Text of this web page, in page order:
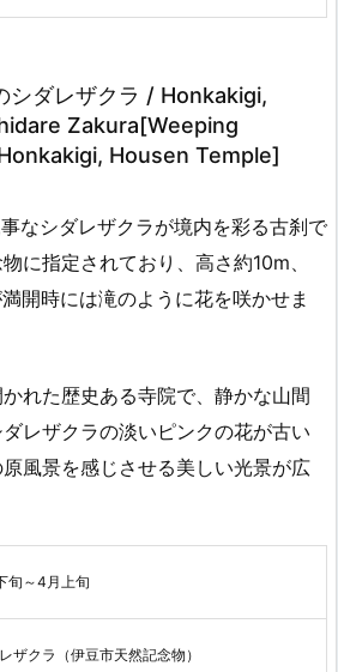
シダレザクラ / Honkakigi,
Zakura[Weeping
Housen Temple]
なシダレザクラが境内を彩る古刹で
に指定されており、高さ約10m、
開時には滝のように花を咲かせま
れた歴史ある寺院で、静かな山間
レザクラの淡いピンクの花が古い
風景を感じさせる美しい光景が広
旬～4月上旬
ザクラ（伊豆市天然記念物）